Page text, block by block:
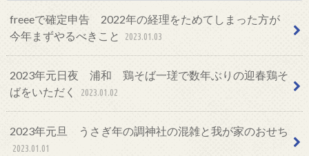
freeeで確定申告 2022年の経理をためてしまった方が
今年まずやるべきこと
2023.01.03
2023年元日夜 浦和 鶏そば一瑳で数年ぶりの迎春鶏そ
ばをいただく
2023.01.02
2023年元旦 うさぎ年の調神社の混雑と我が家のおせち
2023.01.01